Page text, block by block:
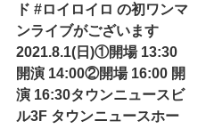
ド #ロイロイロ の初ワンマ
ンライブがございます
2021.8.1(日)①開場 13:30
開演 14:00②開場 16:00 開
演 16:30タウンニュースビ
ル3F タウンニュースホー